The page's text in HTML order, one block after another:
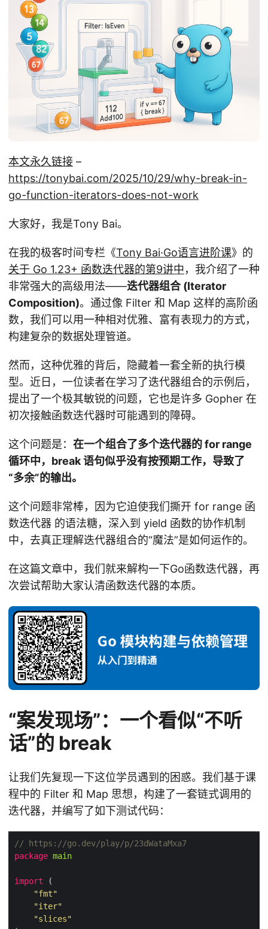
本文永久链接 –
https://tonybai.com/2025/10/29/why-break-in-
go-function-iterators-does-not-work
大家好，我是Tony Bai。
在我的极客时间专栏《Tony Bai·Go语言进阶课》的
关于 Go 1.23+ 函数迭代器的第9讲中，我介绍了一种
非常强大的高级用法——迭代器组合 (Iterator
Composition)。通过像 Filter 和 Map 这样的高阶函
数，我们可以用一种相对优雅、富有表现力的方式，
构建复杂的数据处理管道。
然而，这种优雅的背后，隐藏着一套全新的执行模
型。近日，一位读者在学习了迭代器组合的示例后，
提出了一个极其敏锐的问题，它也是许多 Gopher 在
初次接触函数迭代器时可能遇到的障碍。
这个问题是： 在一个组合了多个迭代器的 for range
循环中，break 语句似乎没有按预期工作，导致了
“多余”的输出。
这个问题非常棒，因为它迫使我们撕开 for range 函
数迭代器 的语法糖，深入到 yield 函数的协作机制
中，去真正理解迭代器组合的“魔法”是如何运作的。
在这篇文章中，我们就来解构一下Go函数迭代器，再
次尝试帮助大家认清函数迭代器的本质。
“案发现场”：一个看似“不听
话”的 break
让我们先复现一下这位学员遇到的困惑。我们基于课
程中的 Filter 和 Map 思想，构建了一套链式调用的
迭代器，并编写了如下测试代码：
// https://go.dev/play/p/23dWataMxa7
package main
import
"fmt"
"iter"
"slices"